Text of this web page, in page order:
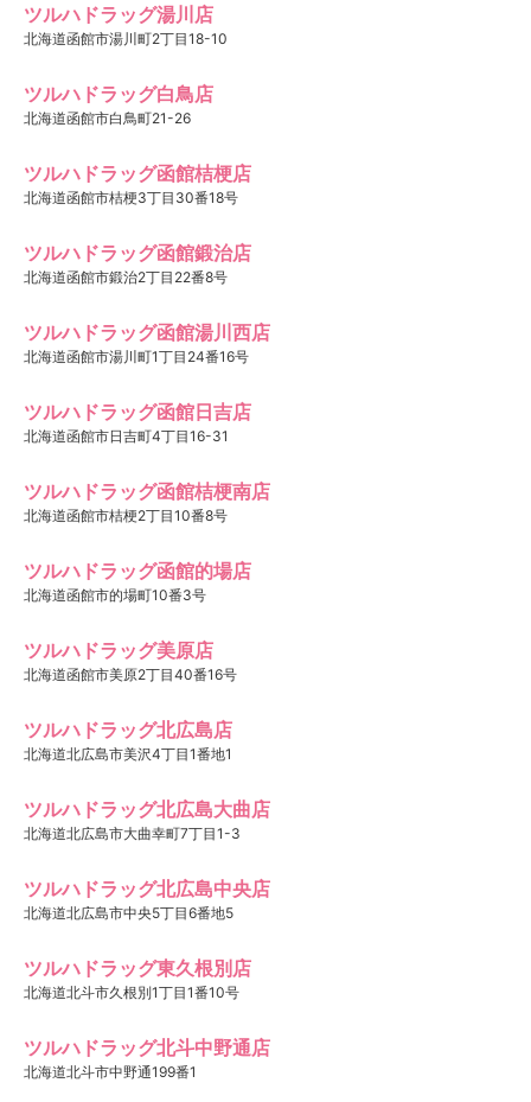
ツルハドラッグ湯川店
北海道函館市湯川町2丁目18-10
ツルハドラッグ白鳥店
北海道函館市白鳥町21-26
ツルハドラッグ函館桔梗店
北海道函館市桔梗3丁目30番18号
ツルハドラッグ函館鍛治店
北海道函館市鍛治2丁目22番8号
ツルハドラッグ函館湯川西店
北海道函館市湯川町1丁目24番16号
ツルハドラッグ函館日吉店
北海道函館市日吉町4丁目16-31
ツルハドラッグ函館桔梗南店
北海道函館市桔梗2丁目10番8号
ツルハドラッグ函館的場店
北海道函館市的場町10番3号
ツルハドラッグ美原店
北海道函館市美原2丁目40番16号
ツルハドラッグ北広島店
北海道北広島市美沢4丁目1番地1
ツルハドラッグ北広島大曲店
北海道北広島市大曲幸町7丁目1-3
ツルハドラッグ北広島中央店
北海道北広島市中央5丁目6番地5
ツルハドラッグ東久根別店
北海道北斗市久根別1丁目1番10号
ツルハドラッグ北斗中野通店
北海道北斗市中野通199番1